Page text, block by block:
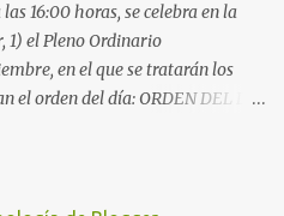
poder descansar. Su hija, que
un vídeo de la situación
estaban repletos de enfermos y
de Navidad, además de
16:00 horas, se celebra en la
1) el Pleno Ordinario
en el que se tratarán los
el orden del día: ORDEN DEL DÍA